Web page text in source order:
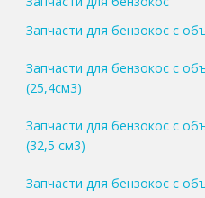
Запчасти для бензокос с
Запчасти для бензокос с
(25,4см3)
Запчасти для бензокос с
(32,5 см3)
Запчасти для бензокос с